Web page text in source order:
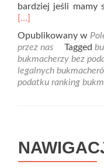
bardziej jeśli mamy
[…]
Opublikowany w
przez nas
Tagged
bukmacherzy bez
legalnych
podatku ranking